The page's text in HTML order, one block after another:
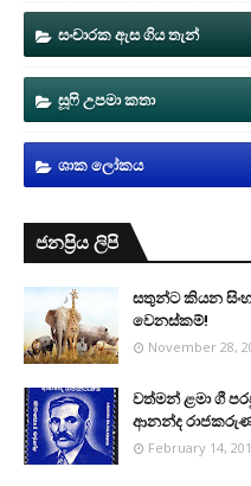
සංචාරක ඇස ගිය තැන්
සූෆි උපමා කතා
ශාක ලෝකය
ජනප්‍රිය ලිපි
සතුන්ට කියන
වෙනස්කම්!
November 28,
වත්මන් ළමා ගී
ආනන්ද
February 14,